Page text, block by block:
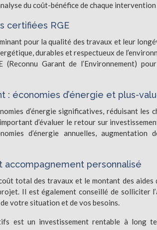
du coût-bénéfice de chaque
certifiées RGE
pour la qualité des travaux et leur
durables et respectueux de
Garant de l’Environnement)
: économies d’énergie et plus-
d’énergie significatives, réduisant les
d’évaluer le retour sur
d’énergie annuelles, augmentation
accompagnement personnalisé
total des travaux et le montant des aides
Il est également conseillé de solliciter
votre situation et de vos besoins.
est un investissement rentable à long